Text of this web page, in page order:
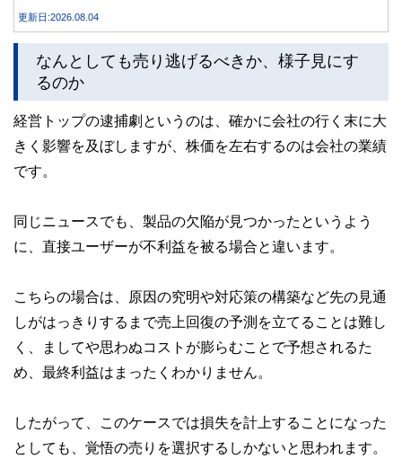
レーションします。
更新日:2026.08.04
なんとしても売り逃げるべきか、様子見にす
るのか
経営トップの逮捕劇というのは、確かに会社の行く末に大
きく影響を及ぼしますが、株価を左右するのは会社の業績
です。
同じニュースでも、製品の欠陥が見つかったというよう
に、直接ユーザーが不利益を被る場合と違います。
こちらの場合は、原因の究明や対応策の構築など先の見通
しがはっきりするまで売上回復の予測を立てることは難し
く、ましてや思わぬコストが膨らむことで予想されるた
め、最終利益はまったくわかりません。
したがって、このケースでは損失を計上することになった
としても、覚悟の売りを選択するしかないと思われます。